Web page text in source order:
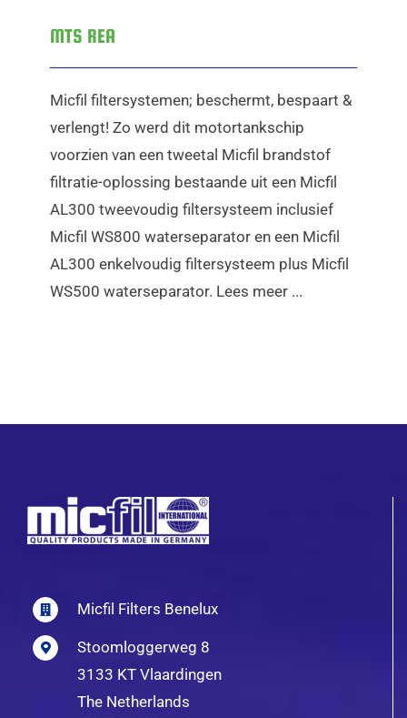
MTS REA
Micfil filtersystemen; beschermt, bespaart &
verlengt! Zo werd dit motortankschip
voorzien van een tweetal Micfil brandstof
filtratie-oplossing bestaande uit een Micfil
AL300 tweevoudig filtersysteem inclusief
Micfil WS800 waterseparator en een Micfil
AL300 enkelvoudig filtersysteem plus Micfil
WS500 waterseparator. Lees meer ...
Micfil Filters Benelux
Stoomloggerweg 8
3133 KT Vlaardingen
The Netherlands